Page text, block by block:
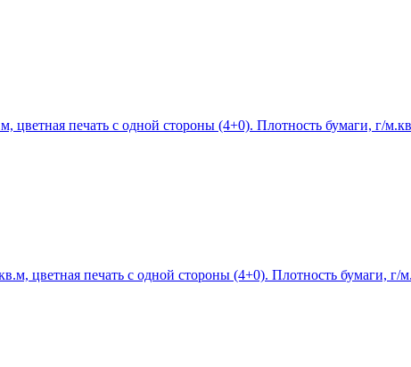
печать с одной стороны (4+0). Плотность бумаги, г/
цветная печать с одной стороны (4+0). Плотность бумаги, г/